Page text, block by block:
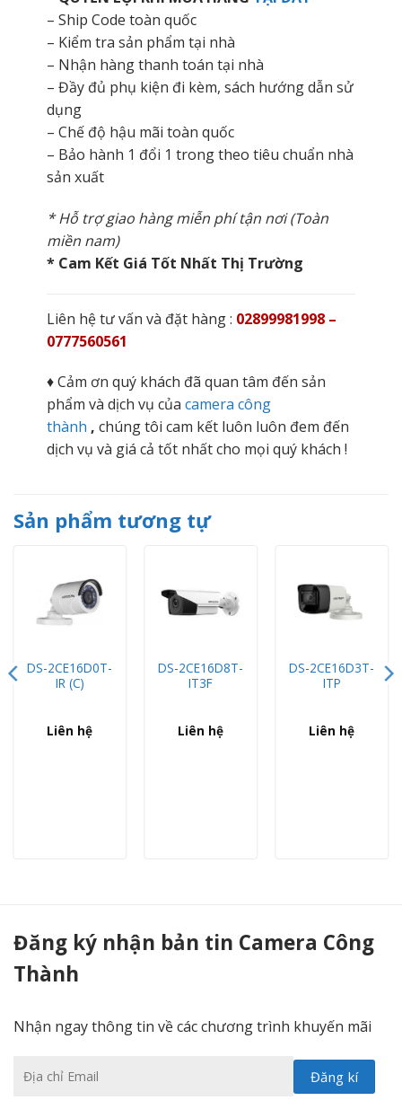
– Ship Code toàn quốc
– Kiểm tra sản phẩm tại nhà
– Nhận hàng thanh toán tại nhà
– Đầy đủ phụ kiện đi kèm, sách hướng dẫn sử
dụng
– Chế độ hậu mãi toàn quốc
– Bảo hành 1 đổi 1 trong theo tiêu chuẩn nhà
sản xuất
* Hỗ trợ giao hàng miễn phí tận nơi (Toàn
miền nam)
* Cam Kết Giá Tốt Nhất Thị Trường
Liên hệ tư vấn và đặt hàng : 02899981998 –
0777560561
♦ Cảm ơn quý khách đã quan tâm đến sản
phẩm và dịch vụ của camera công
thành , chúng tôi cam kết luôn luôn đem đến
dịch vụ và giá cả tốt nhất cho mọi quý khách !
Sản phẩm tương tự
DS-2CE16D0T-
IR (C)
Liên hệ
DS-2CE16D8T-
IT3F
Liên hệ
DS-2CE16D3T-
ITP
Liên hệ
Đăng ký nhận bản tin Camera Công
Thành
Nhận ngay thông tin về các chương trình khuyến mãi